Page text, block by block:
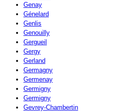
Genay
Génelard
Genlis
Genouilly
Gergueil
Gergy
Gerland
Germagny
Germenay
Germigny
Germigny
Gevrey-Chambertin